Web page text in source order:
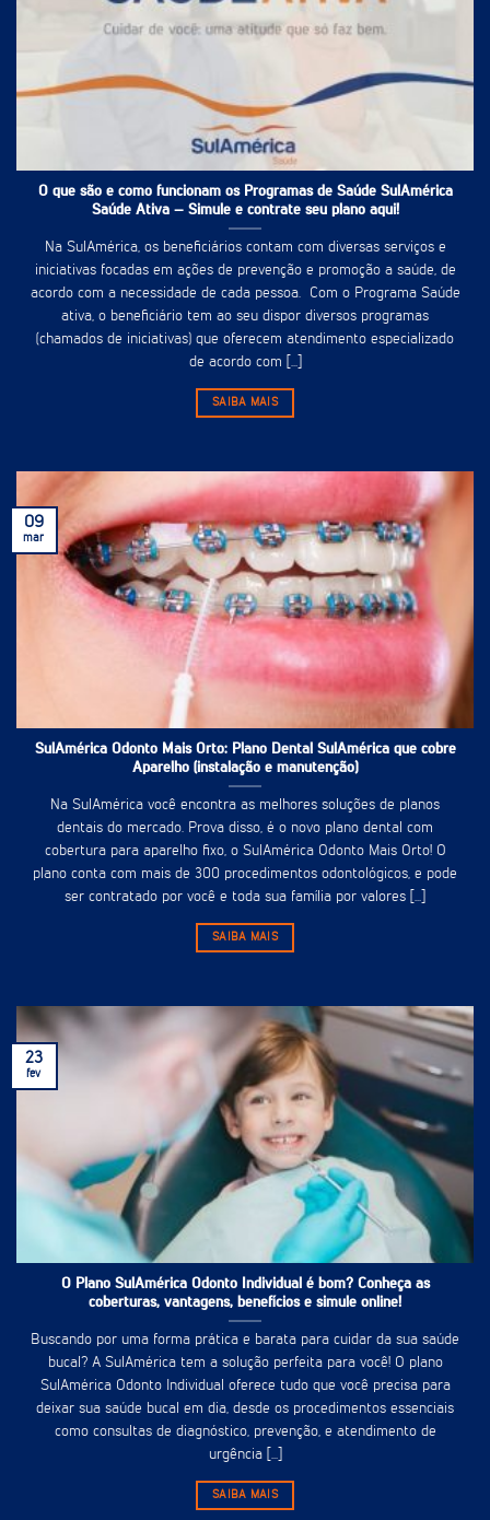
O que são e como funcionam os Programas de Saúde SulAmérica
Saúde Ativa – Simule e contrate seu plano aqui!
Na SulAmérica, os beneficiários contam com diversas serviços e
iniciativas focadas em ações de prevenção e promoção a saúde, de
acordo com a necessidade de cada pessoa. Com o Programa Saúde
ativa, o beneficiário tem ao seu dispor diversos programas
(chamados de iniciativas) que oferecem atendimento especializado
de acordo com [...]
SAIBA MAIS
SulAmérica Odonto Mais Orto: Plano Dental SulAmérica que cobre
Aparelho (instalação e manutenção)
Na SulAmérica você encontra as melhores soluções de planos
dentais do mercado. Prova disso, é o novo plano dental com
cobertura para aparelho fixo, o SulAmérica Odonto Mais Orto! O
plano conta com mais de 300 procedimentos odontológicos, e pode
ser contratado por você e toda sua família por valores [...]
SAIBA MAIS
09
mar
O Plano SulAmérica Odonto Individual é bom? Conheça as
coberturas, vantagens, benefícios e simule online!
Buscando por uma forma prática e barata para cuidar da sua saúde
bucal? A SulAmérica tem a solução perfeita para você! O plano
SulAmérica Odonto Individual oferece tudo que você precisa para
deixar sua saúde bucal em dia, desde os procedimentos essenciais
como consultas de diagnóstico, prevenção, e atendimento de
urgência [...]
SAIBA MAIS
23
fev